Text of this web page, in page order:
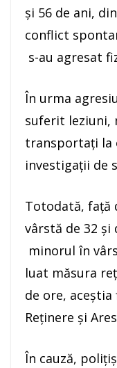
și 56 de ani,
conflict
s-au agresat
În urma
suferit leziuni,
transportați la
investigații de
Totodată, față
vârstă de 32 și
minorul în
luat măsura
de ore,
Reținere și
În cauză,